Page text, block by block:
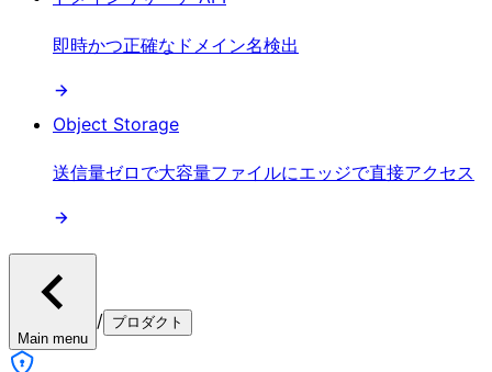
即時かつ正確なドメイン名検出
Object Storage
送信量ゼロで大容量ファイルにエッジで直接アクセス
Main menu
/ プロダクト